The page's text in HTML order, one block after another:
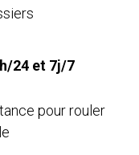
24 et 7j/7
pour rouler